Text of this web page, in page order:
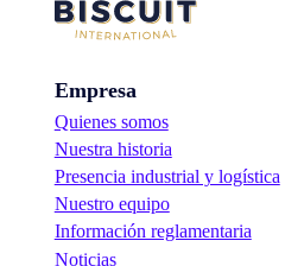
Empresa
Quienes somos
Nuestra historia
Presencia industrial y logística
Nuestro equipo
Información reglamentaria
Noticias